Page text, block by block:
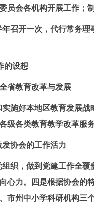
员会各机构开展工作；
召开一次，代行常务
的设想
省教育改革与发展
施好本地区教育发展
级各类教育教学改革服
发协会的工作活力
织，做到党建工作全
心力。四是根据协会的
市州中小学科研机构三